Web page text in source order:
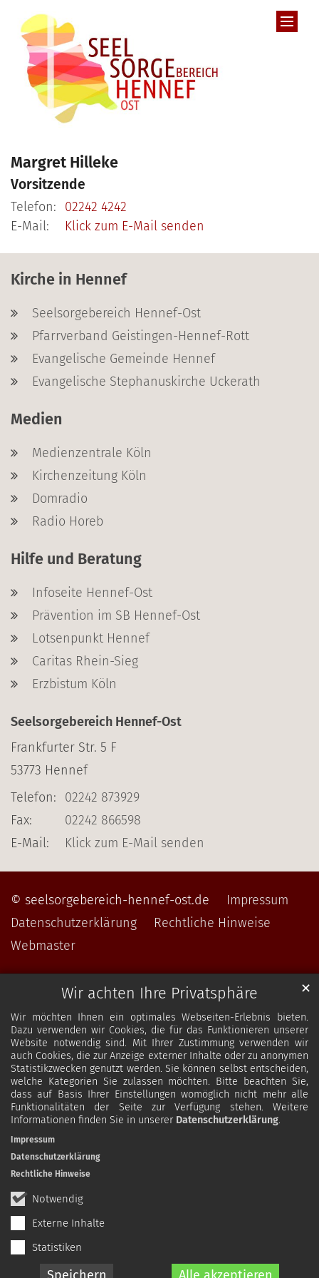
Wir achten Ihre Privatsphäre
Wir möchten Ihnen ein optimales Webseiten-Erlebnis bieten.
Dazu verwenden wir Cookies, die für das Funktionieren unserer
Website notwendig sind. Mit Ihrer Zustimmung verwenden wir
auch Cookies, die zur Anzeige externer Inhalte oder zu anonymen
Statistikzwecken genutzt werden. Sie können selbst entscheiden,
welche Kategorien Sie zulassen möchten. Bitte beachten Sie,
dass auf Basis Ihrer Einstellungen womöglich nicht mehr alle
Funktionalitäten der Seite zur Verfügung stehen. Weitere
Informationen finden Sie in unserer Datenschutzerklärung.
Notwendig
Externe Inhalte
Statistiken
✕
Impressum
Datenschutzerklärung
Rechtliche Hinweise
Margret Hilleke
Vorsitzende
Telefon:
02242 4242
E-Mail:
Klick zum E-Mail senden
Kirche in Hennef
Seelsorgebereich Hennef-Ost
Pfarrverband Geistingen-Hennef-Rott
Evangelische Gemeinde Hennef
Evangelische Stephanuskirche Uckerath
Medien
Medienzentrale Köln
Kirchenzeitung Köln
Domradio
Radio Horeb
Hilfe und Beratung
Infoseite Hennef-Ost
Prävention im SB Hennef-Ost
Lotsenpunkt Hennef
Caritas Rhein-Sieg
Erzbistum Köln
Seelsorgebereich Hennef-Ost
Frankfurter Str. 5 F
53773 Hennef
Telefon:
02242 873929
Fax:
02242 866598
E-Mail:
Klick zum E-Mail senden
© seelsorgebereich-hennef-ost.de
Impressum
Datenschutzerklärung
Rechtliche Hinweise
Webmaster